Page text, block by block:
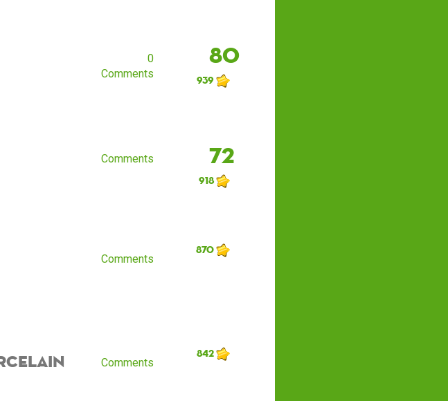
0
Comments
80
939
Comments 72
918
Comments
870
Comments
842